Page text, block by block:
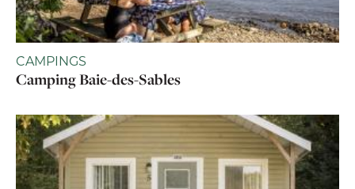
CAMPINGS
Camping Baie-des-Sables